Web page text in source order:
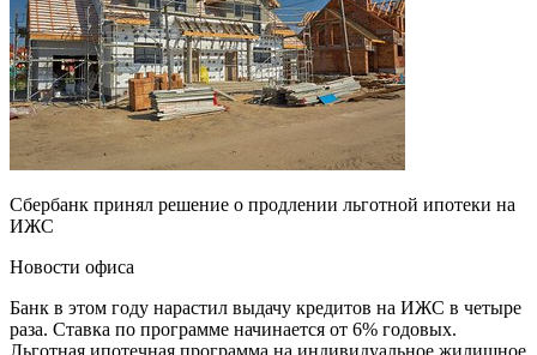
Сбербанк принял решение о продлении льготной ипотеки на
ИЖС
Новости офиса
Банк в этом году нарастил выдачу кредитов на ИЖС в четыре
раза. Ставка по программе начинается от 6% годовых.
Льготная ипотечная программа на индивидуальное жилищное